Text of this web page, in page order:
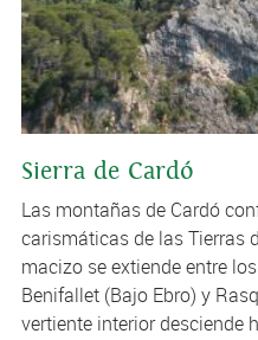
Sierra de Cardó
Las montañas de Cardó
carismáticas de las Tierras
macizo se extiende entre
Benifallet (Bajo Ebro) y
vertiente interior desciende